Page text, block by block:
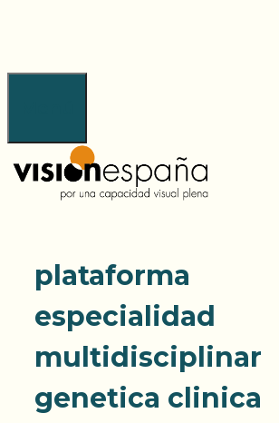
plataforma
especialidad
multidisciplinar
genetica clinica